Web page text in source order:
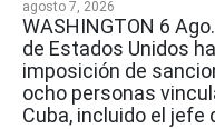
agosto 7, 2026
WASHINGTON 6
de Estados Unidos
imposición de
ocho personas
Cuba, incluido el jefe